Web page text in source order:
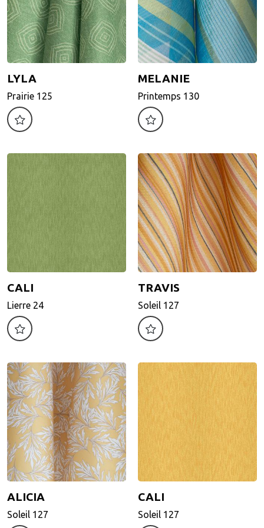
LYLA
Prairie 125
LYLA
Prairie 125
MELANIE
Printemps 130
Motif d'impression
MELANIE
Printemps 130
CALI
Lierre 24
CALI
Lierre 24
TRAVIS
Soleil 127
TRAVIS
Soleil 127
ALICIA
Soleil 127
ALICIA
Soleil 127
CALI
Soleil 127
CALI
Soleil 127